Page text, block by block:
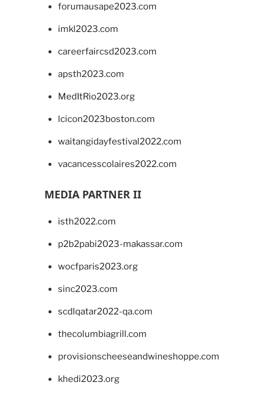
forumausape2023.com
imkl2023.com
careerfaircsd2023.com
apsth2023.com
MedItRio2023.org
lcicon2023boston.com
waitangidayfestival2022.com
vacancesscolaires2022.com
MEDIA PARTNER II
isth2022.com
p2b2pabi2023-makassar.com
wocfparis2023.org
sinc2023.com
scdlqatar2022-qa.com
thecolumbiagrill.com
provisionscheeseandwineshoppe.com
khedi2023.org